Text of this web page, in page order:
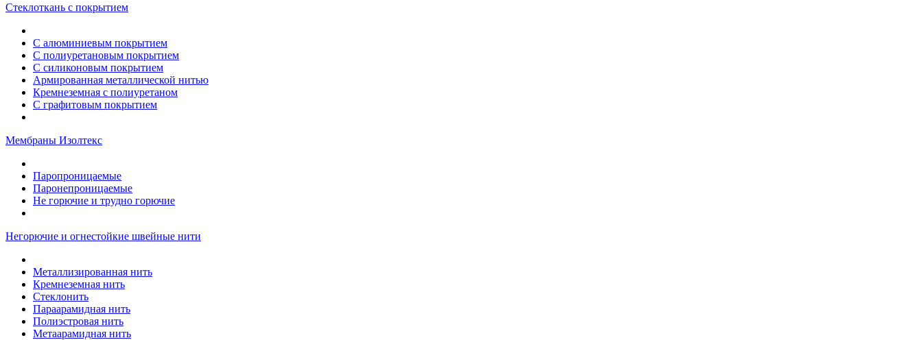
Стеклоткань с покрытием
С алюминиевым покрытием
С полиуретановым покрытием
С силиконовым покрытием
Армированная металлической нитью
Кремнеземная с полиуретаном
С графитовым покрытием
Мембраны Изолтекс
Паропроницаемые
Паронепроницаемые
Не горючие и трудно горючие
Негорючие и огнестойкие швейные нити
Металлизированная нить
Кремнеземная нить
Стеклонить
Параарамидная нить
Полиэстровая нить
Метаарамидная нить